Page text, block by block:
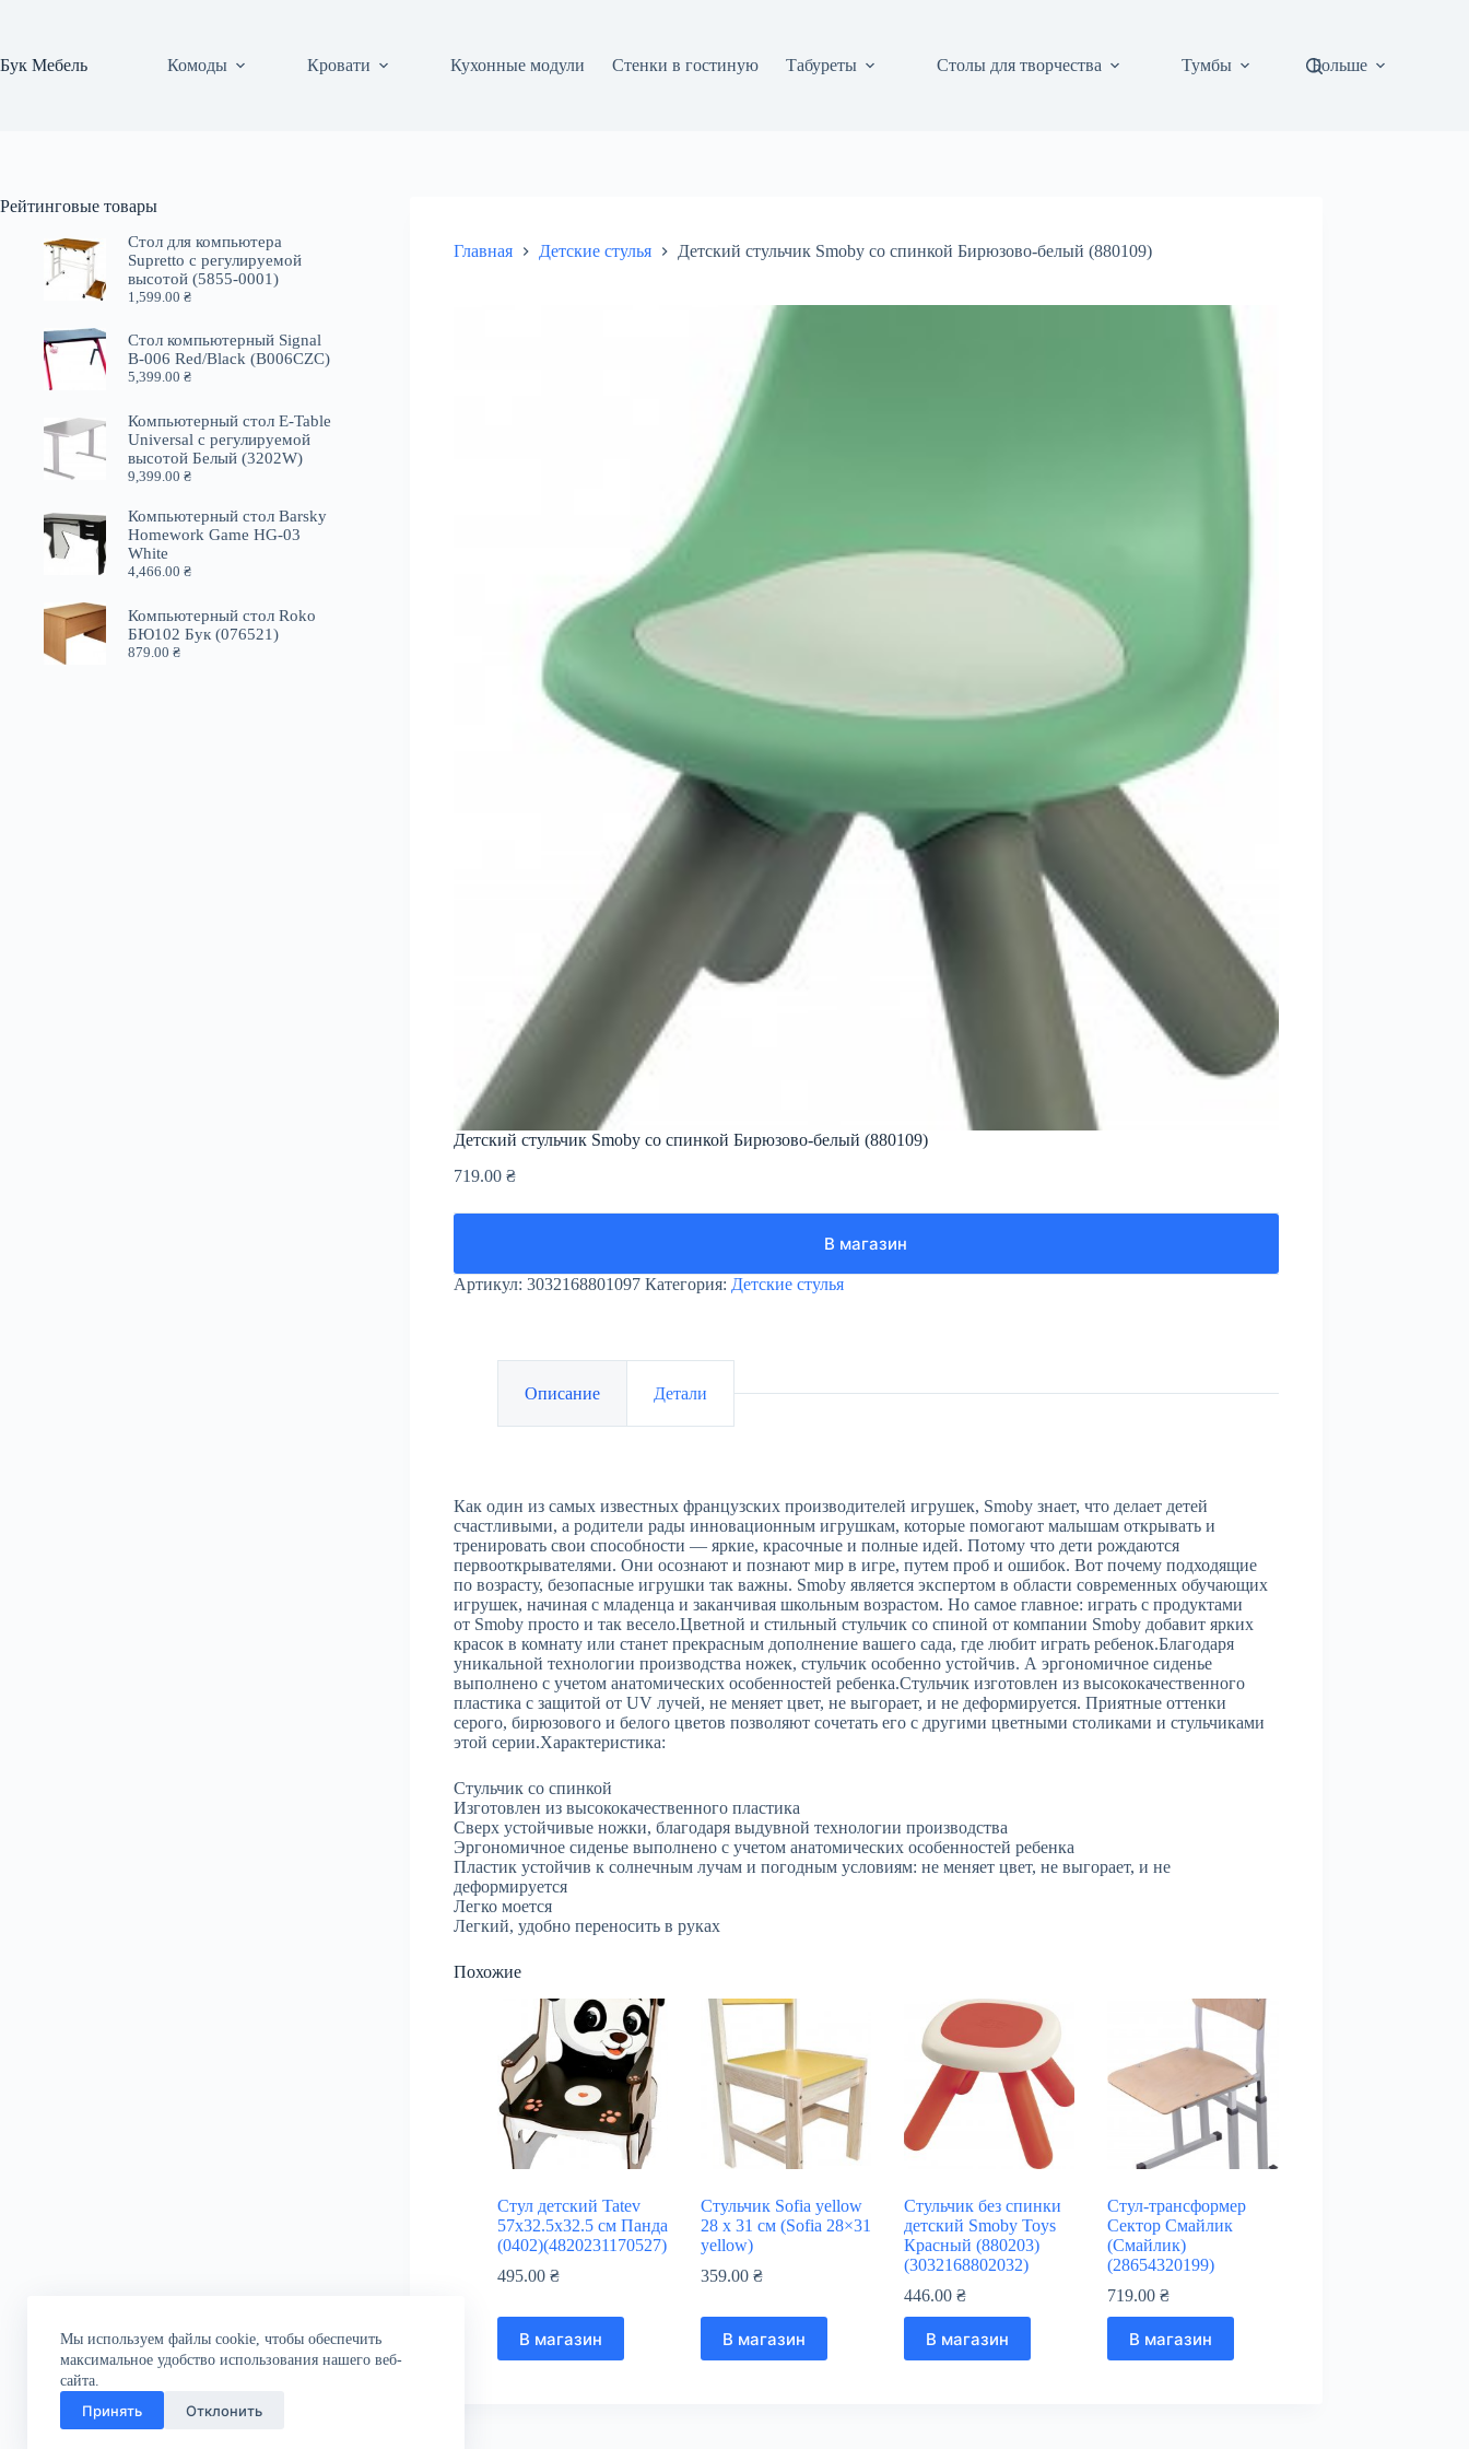
Мы используем файлы cookie, чтобы обеспечить
максимальное удобство использования нашего веб-
сайта.
Принять Отклонить
Бук Мебель Комоды Кровати Кухонные модули Стенки в гостиную Табуреты Столы для творчества Тумбы Больше
Главная Детские стулья Детский стульчик Smoby со спинкой Бирюзово-белый (880109)
Детский стульчик Smoby со спинкой Бирюзово-белый (880109)
719.00 ₴
В магазин
Артикул: 3032168801097 Категория: Детские стулья
Описание Детали
Как один из самых известных французских производителей игрушек, Smoby знает, что делает детей
счастливыми, а родители рады инновационным игрушкам, которые помогают малышам открывать и
тренировать свои способности — яркие, красочные и полные идей. Потому что дети рождаются
первооткрывателями. Они осознают и познают мир в игре, путем проб и ошибок. Вот почему подходящие
по возрасту, безопасные игрушки так важны. Smoby является экспертом в области современных обучающих
игрушек, начиная с младенца и заканчивая школьным возрастом. Но самое главное: играть с продуктами
от Smoby просто и так весело.Цветной и стильный стульчик со спиной от компании Smoby добавит ярких
красок в комнату или станет прекрасным дополнение вашего сада, где любит играть ребенок.Благодаря
уникальной технологии производства ножек, стульчик особенно устойчив. А эргономичное сиденье
выполнено с учетом анатомических особенностей ребенка.Стульчик изготовлен из высококачественного
пластика с защитой от UV лучей, не меняет цвет, не выгорает, и не деформируется. Приятные оттенки
серого, бирюзового и белого цветов позволяют сочетать его с другими цветными столиками и стульчиками
этой серии.Характеристика:
Стульчик со спинкой
Изготовлен из высококачественного пластика
Сверх устойчивые ножки, благодаря выдувной технологии производства
Эргономичное сиденье выполнено с учетом анатомических особенностей ребенка
Пластик устойчив к солнечным лучам и погодным условиям: не меняет цвет, не выгорает, и не
деформируется
Легко моется
Легкий, удобно переносить в руках
Похожие
Стул детский Tatev
57х32.5х32.5 см Панда
(0402)(4820231170527)
495.00 ₴
В магазин
Стульчик Sofia yellow
28 x 31 см (Sofia 28×31
yellow)
359.00₴
В магазин
Стульчик без спинки
детский Smoby Toys
Красный (880203)
(3032168802032)
446.00₴
В магазин
Стул-трансформер
Сектор Смайлик
(Смайлик)
(28654320199)
719.00₴
В магазин
Рейтинговые товары
Стол для компьютера
Supretto с регулируемой
высотой (5855-0001)
1,599.00₴
Стол компьютерный Signal
B-006 Red/Black (B006CZC)
5,399.00₴
Компьютерный стол E-Table
Universal с регулируемой
высотой Белый (3202W)
9,399.00₴
Компьютерный стол Barsky
Homework Game HG-03
White
4,466.00₴
Компьютерный стол Roko
БЮ102 Бук (076521)
879.00₴